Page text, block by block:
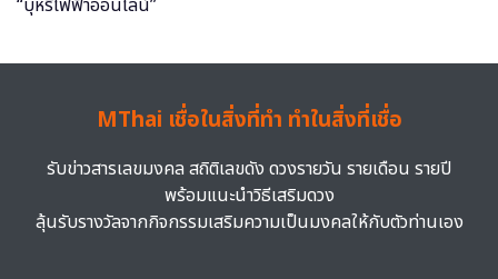
MThai เชื่อในสิ่งที่ทำ ทำในสิ่งที่เชื่อ
รับข่าวสารเลขมงคล สถิติเลขดัง ดวงรายวัน รายเดือน รายปี
พร้อมแนะนำวิธีเสริมดวง
ลุ้นรับรางวัลจากกิจกรรมเสริมความเป็นมงคลให้กับตัวท่านเอง